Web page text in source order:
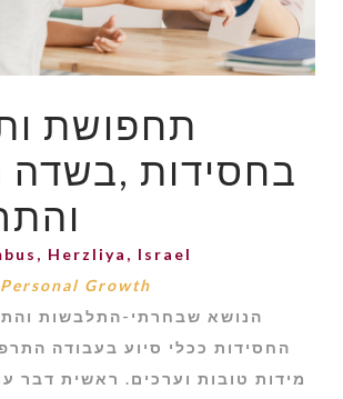
תחפושת
בחסידות ,בשדה
Herzliya, Israel
Personal Growth
הנושא שבחרתי-התלבשות
החסידות ככלי סיוע בעבודה
מידות טובות וערכים. ראשית דבר